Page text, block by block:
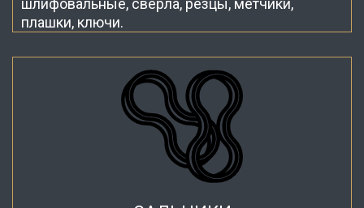
шлифовальные, сверла, резцы, метчики,
плашки, ключи.